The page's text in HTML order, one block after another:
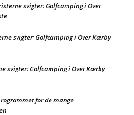
svigter: Golfcamping i Over
svigter: Golfcamping i Over Kærby
svigter: Golfcamping i Over Kærby
for de mange